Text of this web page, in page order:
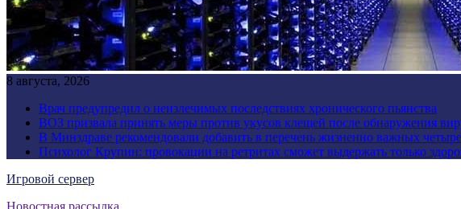
8 августа, 2026
Врач предупредил о неизлечимых последствиях хронического пьянства
ВОЗ призвала принять меры против укусов клещей после обнаружения
В Минздраве рекомендовали добавить в перечень жизненно важных
Психолог Крупин: провокации на ретритах сможет выдержать только
Игровой сервер
Новостная рассылка